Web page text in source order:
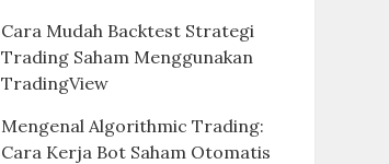
Cara Mudah Backtest Strategi
Trading Saham Menggunakan
TradingView
Mengenal Algorithmic Trading:
Cara Kerja Bot Saham Otomatis